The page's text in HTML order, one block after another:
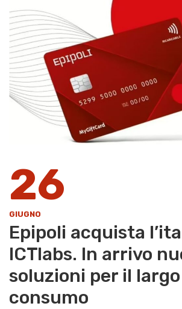
26
GIUGNO
Epipoli acquista
ICTlabs. In arrivo
soluzioni per il largo
consumo